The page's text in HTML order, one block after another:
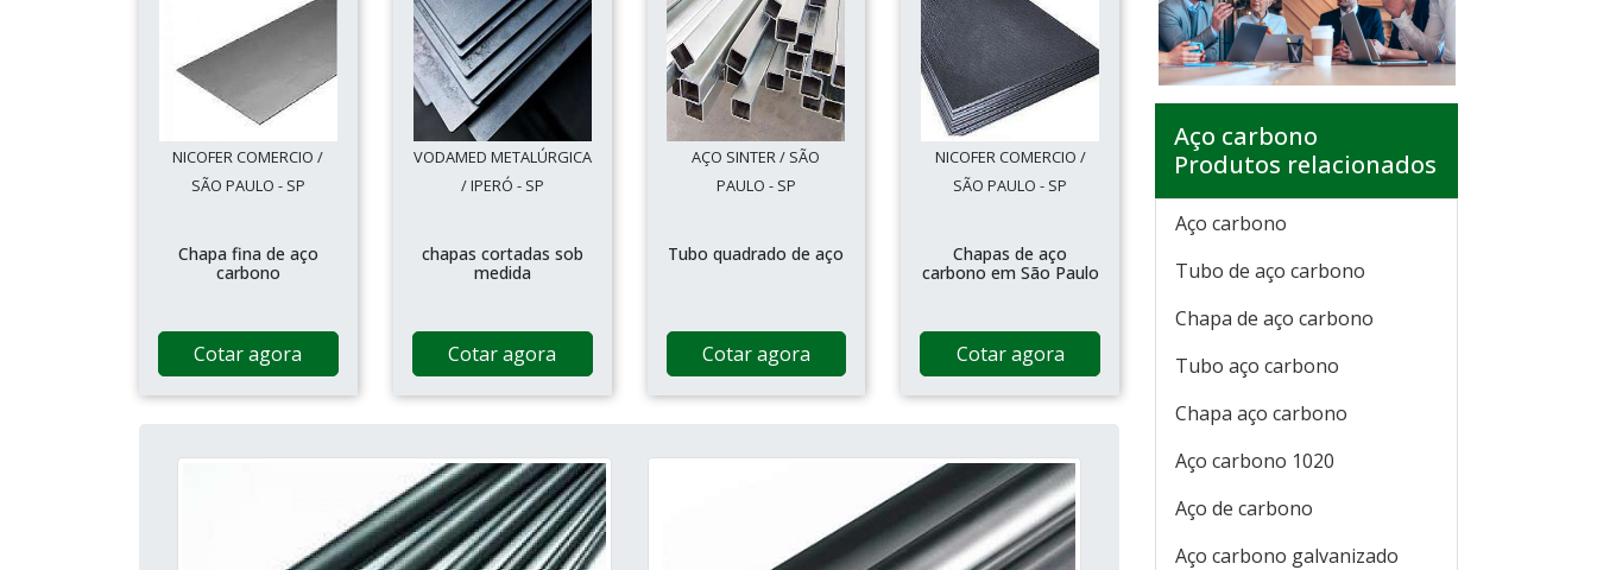
NICOFER COMERCIO /
SÃO PAULO - SP
Chapa fina de aço
carbono
Cotar agora
VODAMED METALÚRGICA
/ IPERÓ - SP
chapas cortadas sob
medida
Cotar agora
AÇO SINTER / SÃO
PAULO - SP
Tubo quadrado de aço
Cotar agora
NICOFER COMERCIO /
SÃO PAULO - SP
Chapas de aço
carbono em São Paulo
Cotar agora
Aço carbono
Produtos relacionados
Aço carbono
Tubo de aço carbono
Chapa de aço carbono
Tubo aço carbono
Chapa aço carbono
Aço carbono 1020
Aço de carbono
Aço carbono galvanizado